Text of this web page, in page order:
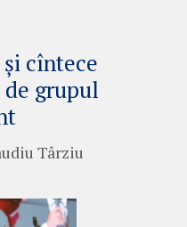
cîntece
grupul
Târziu